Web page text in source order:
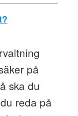
på
ska du
reda på